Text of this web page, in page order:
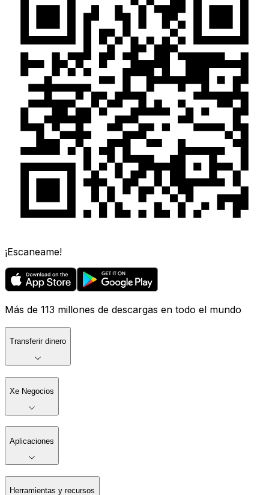
¡Escaneame!
Más de 113 millones de descargas en todo el mundo
Transferir dinero
Xe Negocios
Aplicaciones
Herramientas y recursos